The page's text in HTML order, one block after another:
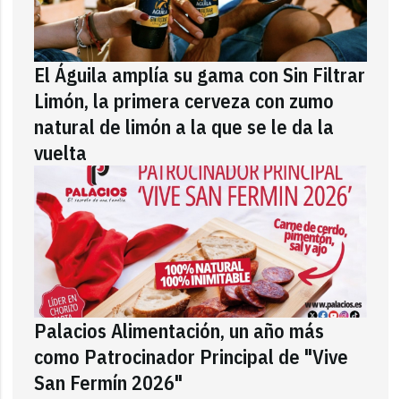
El Águila amplía su gama con Sin Filtrar
Limón, la primera cerveza con zumo
natural de limón a la que se le da la
vuelta
Palacios Alimentación, un año más
como Patrocinador Principal de "Vive
San Fermín 2026"